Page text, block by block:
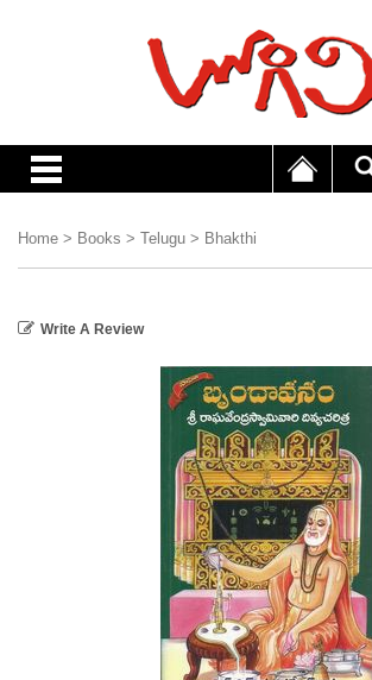
Home > Books > Telugu > Bhakthi
Write A Review